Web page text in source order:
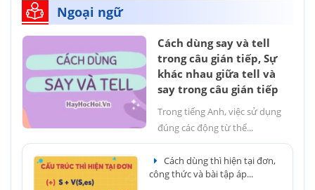
Ngoại ngữ
Cách dùng say và tell
trong câu gián tiếp, Sự
khác nhau giữa tell và
say trong câu gián tiếp
Trong tiếng Anh, việc sử dụng
đúng các động từ thể...
Cách dùng thì hiện tại đơn,
công thức và bài tập áp...